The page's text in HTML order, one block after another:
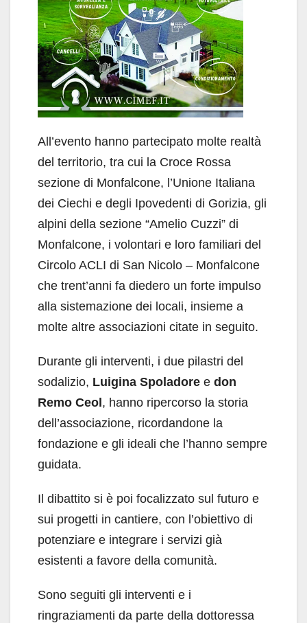
All’evento hanno partecipato molte realtà
del territorio, tra cui la Croce Rossa
sezione di Monfalcone, l’Unione Italiana
dei Ciechi e degli Ipovedenti di Gorizia, gli
alpini della sezione “Amelio Cuzzi” di
Monfalcone, i volontari e loro familiari del
Circolo ACLI di San Nicolo – Monfalcone
che trent’anni fa diedero un forte impulso
alla sistemazione dei locali, insieme a
molte altre associazioni citate in seguito.
Durante gli interventi, i due pilastri del
sodalizio, Luigina Spoladore e don
Remo Ceol, hanno ripercorso la storia
dell’associazione, ricordandone la
fondazione e gli ideali che l’hanno sempre
guidata.
Il dibattito si è poi focalizzato sul futuro e
sui progetti in cantiere, con l’obiettivo di
potenziare e integrare i servizi già
esistenti a favore della comunità.
Sono seguiti gli interventi e i
ringraziamenti da parte della dottoressa